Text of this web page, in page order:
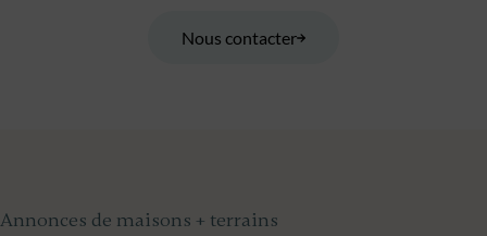
Nous contacter
Annonces de maisons + terrains